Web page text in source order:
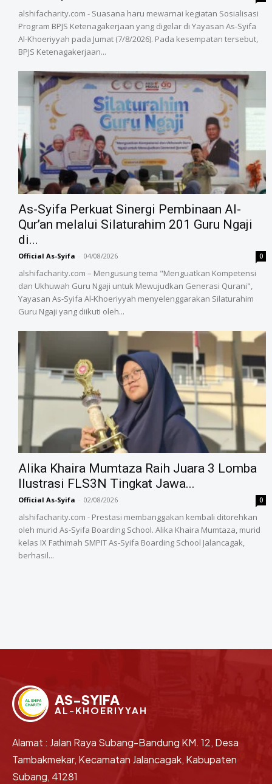
alshifacharity.com - Suasana haru mewarnai kegiatan Sosialisasi
Program BPJS Ketenagakerjaan yang digelar di Yayasan As-Syifa
Al-Khoeriyyah pada Jumat (7/8/2026). Pada kesempatan tersebut,
BPJS Ketenagakerjaan...
As-Syifa Perkuat Sinergi Pembinaan Al-
Qur’an melalui Silaturahim 201 Guru Ngaji
di...
Official As-Syifa - 04/08/2026 0
alshifacharity.com – Mengusung tema "Menguatkan Kompetensi
dan Ukhuwah Guru Ngaji untuk Mewujudkan Generasi Qurani",
Yayasan As-Syifa Al-Khoeriyyah menyelenggarakan Silaturahim
Guru Ngaji yang diikuti oleh...
Alika Khaira Mumtaza Raih Juara 3 Lomba
Ilustrasi FLS3N Tingkat Jawa...
Official As-Syifa - 02/08/2026 0
alshifacharity.com - Prestasi membanggakan kembali ditorehkan
oleh murid As-Syifa Boarding School. Alika Khaira Mumtaza, murid
kelas IX Fathimah SMPIT As-Syifa Boarding School Jalancagak,
berhasil...
AS-SYIFA
AL-KHOERIYYAH
Alamat : Jalan Raya Subang-Bandung KM. 12, Desa
Tambakmekar, Kecamatan Jalancagak, Kabupaten
Subang, 41281